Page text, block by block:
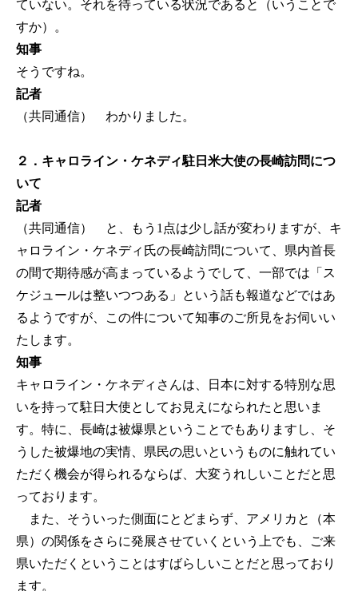
ていない。それを待っている状況であると（いうことで
すか）。
知事
そうですね。
記者
（共同通信） わかりました。
２．キャロライン・ケネディ駐日米大使の長崎訪問につ
いて
記者
（共同通信） と、もう1点は少し話が変わりますが、キ
ャロライン・ケネディ氏の長崎訪問について、県内首長
の間で期待感が高まっているようでして、一部では「ス
ケジュールは整いつつある」という話も報道などではあ
るようですが、この件について知事のご所見をお伺いい
たします。
知事
キャロライン・ケネディさんは、日本に対する特別な思
いを持って駐日大使としてお見えになられたと思いま
す。特に、長崎は被爆県ということでもありますし、そ
うした被爆地の実情、県民の思いというものに触れてい
ただく機会が得られるならば、大変うれしいことだと思
っております。
また、そういった側面にとどまらず、アメリカと（本
県）の関係をさらに発展させていくという上でも、ご来
県いただくということはすばらしいことだと思っており
ます。